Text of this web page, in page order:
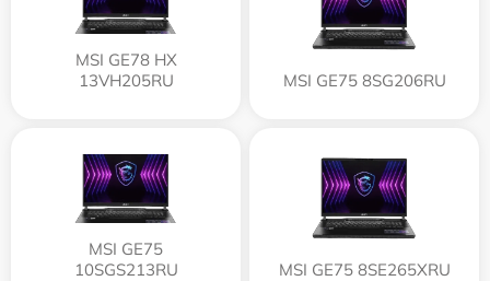
MSI GE78 HX
13VH205RU
MSI GE75 8SG206RU
MSI GE75
10SGS213RU
MSI GE75 8SE265XRU